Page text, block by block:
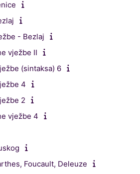
- Bezlaj
vježbe II
(sintaksa) 6
4
2
vježbe 4
Foucault, Deleuze